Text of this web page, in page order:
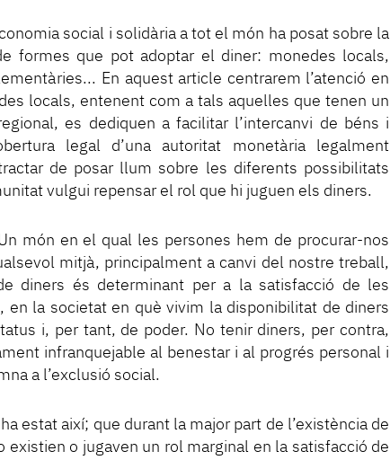
social i solidària a tot el món ha posat sobre la
formes que pot adoptar el diner: monedes locals,
En aquest article centrarem l’atenció en
locals, entenent com a tals aquelles que tenen un
es dediquen a facilitar l’intercanvi de béns i
legal d’una autoritat monetària legalment
de posar llum sobre les diferents possibilitats
vulgui repensar el rol que hi juguen els diners.
món en el qual les persones hem de procurar-nos
mitjà, principalment a canvi del nostre treball,
diners és determinant per a la satisfacció de les
en la societat en què vivim la disponibilitat de diners
i, per tant, de poder. No tenir diners, per contra,
infranquejable al benestar i al progrés personal i
a l’exclusió social.
estat així; que durant la major part de l’existència de
existien o jugaven un rol marginal en la satisfacció de